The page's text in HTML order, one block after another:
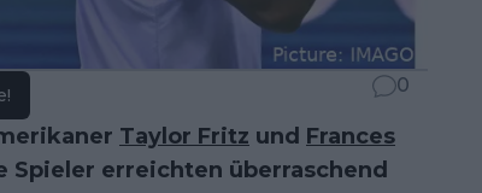
0
Taylor Fritz und Frances
Spieler erreichten überraschend